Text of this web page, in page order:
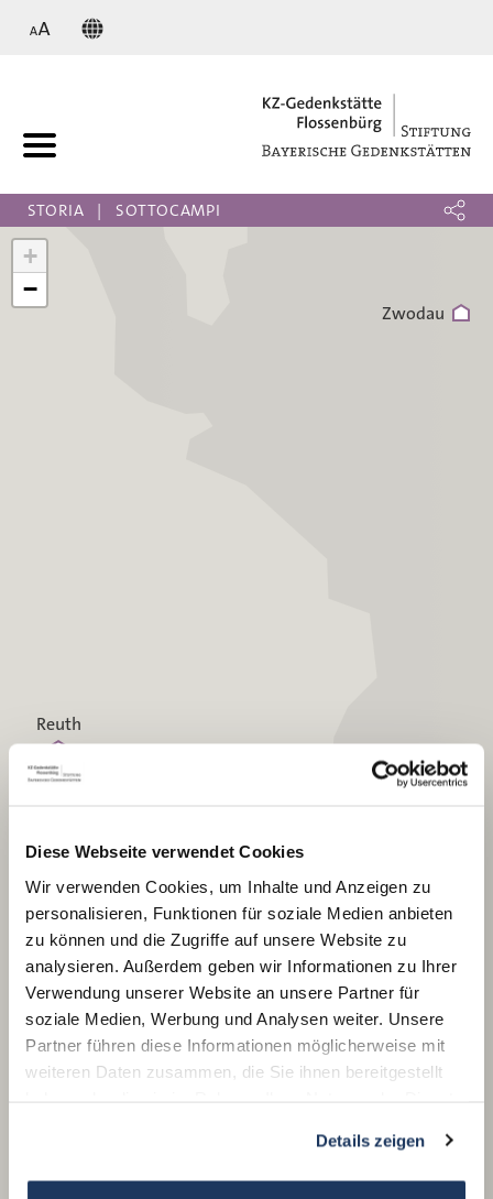
Diese Webseite verwendet Cookies
Wir verwenden Cookies, um Inhalte und Anzeigen zu
personalisieren, Funktionen für soziale Medien anbieten
zu können und die Zugriffe auf unsere Website zu
analysieren. Außerdem geben wir Informationen zu Ihrer
Verwendung unserer Website an unsere Partner für
soziale Medien, Werbung und Analysen weiter. Unsere
Partner führen diese Informationen möglicherweise mit
weiteren Daten zusammen, die Sie ihnen bereitgestellt
Details zeigen
STORIA SOTTOCAMPI
Flossenbürg
Zwodau
Reuth
Graslitz
Grafenreuth
Altenhammer
+
−